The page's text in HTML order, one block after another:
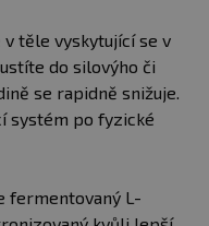
těle vyskytující se v
do silovýho či
se rapidně snižuje.
systém po fyzické
fermentovaný L-